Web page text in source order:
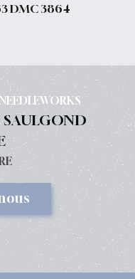
DMC 3864
SAULGOND